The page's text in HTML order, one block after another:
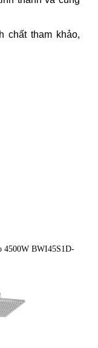
chất tham khảo,
4500W BWI45S1D-